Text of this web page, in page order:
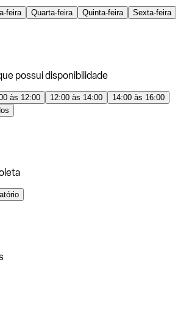
feira Quarta-feira Quinta-feira
Sexta-feira
possui disponibilidade
às 12:00 12:00 às 14:00
14:00 às 16:00